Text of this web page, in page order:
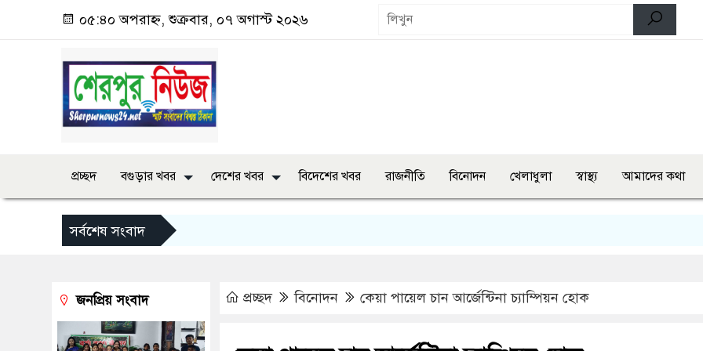
০৫:৪০ অপরাহ্ন, শুক্রবার, ০৭ অগাস্ট ২০২৬
প্রচ্ছদ বগুড়ার খবর দেশের খবর বিদেশের খবর রাজনীতি বিনোদন খেলাধুলা স্বাস্থ্য আমাদের কথা
সর্বশেষ সংবাদ
প্রচ্ছদ বিনোদন কেয়া পায়েল চান আর্জেন্টিনা চ্যাম্পিয়ন হোক
জনপ্রিয় সংবাদ